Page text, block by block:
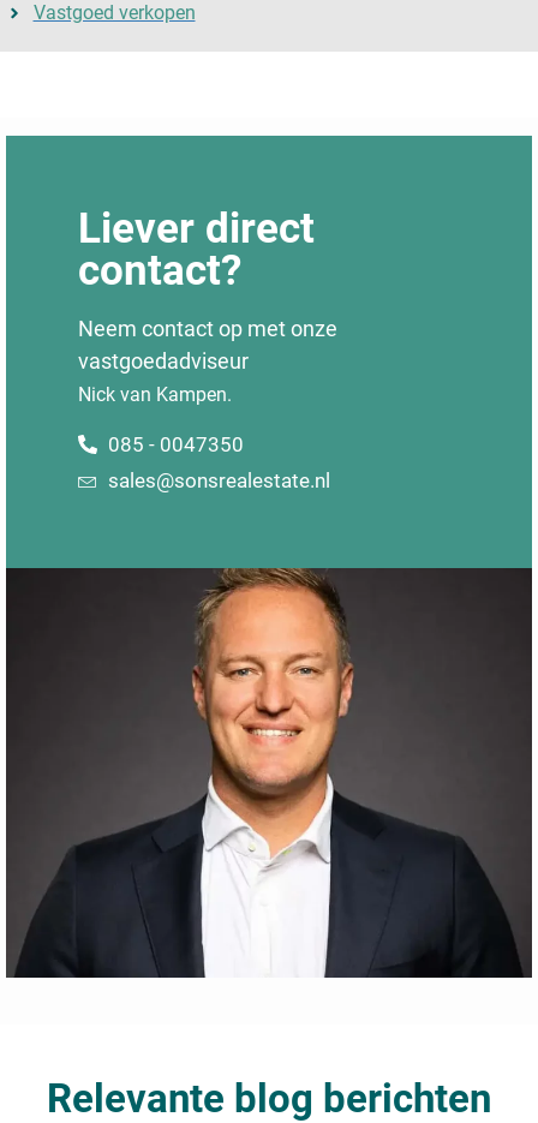
Vastgoed verkopen
Liever direct
contact?
Neem contact op met onze
vastgoedadviseur
Nick van Kampen.
085 - 0047350
sales@sonsrealestate.nl
Relevante blog berichten